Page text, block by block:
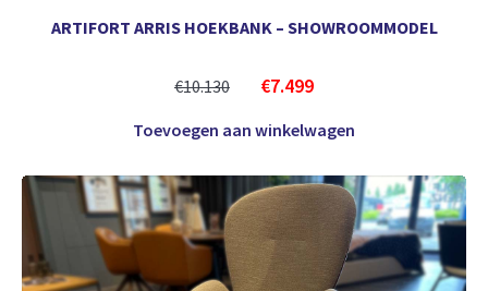
ARTIFORT ARRIS HOEKBANK – SHOWROOMMODEL
€10.130 €7.499
Toevoegen aan winkelwagen